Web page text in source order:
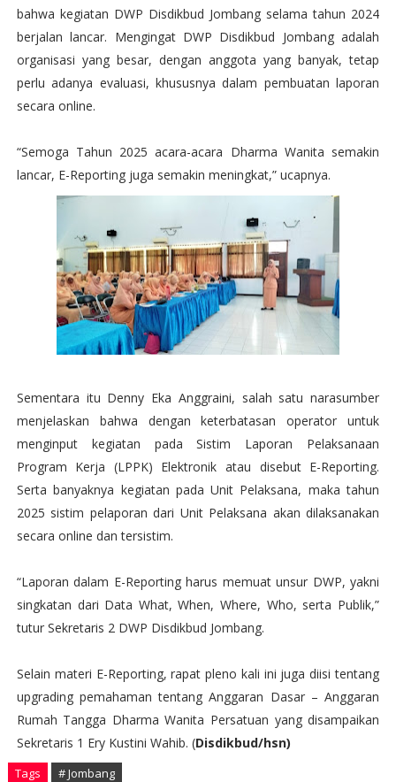
bahwa kegiatan DWP Disdikbud Jombang selama tahun 2024
berjalan lancar. Mengingat DWP Disdikbud Jombang adalah
organisasi yang besar, dengan anggota yang banyak, tetap
perlu adanya evaluasi, khususnya dalam pembuatan laporan
secara online.
“Semoga Tahun 2025 acara-acara Dharma Wanita semakin
lancar, E-Reporting juga semakin meningkat,” ucapnya.
Sementara itu Denny Eka Anggraini, salah satu narasumber
menjelaskan bahwa dengan keterbatasan operator untuk
menginput kegiatan pada Sistim Laporan Pelaksanaan
Program Kerja (LPPK) Elektronik atau disebut E-Reporting.
Serta banyaknya kegiatan pada Unit Pelaksana, maka tahun
2025 sistim pelaporan dari Unit Pelaksana akan dilaksanakan
secara online dan tersistim.
“Laporan dalam E-Reporting harus memuat unsur DWP, yakni
singkatan dari Data What, When, Where, Who, serta Publik,”
tutur Sekretaris 2 DWP Disdikbud Jombang.
Selain materi E-Reporting, rapat pleno kali ini juga diisi tentang
upgrading pemahaman tentang Anggaran Dasar – Anggaran
Rumah Tangga Dharma Wanita Persatuan yang disampaikan
Sekretaris 1 Ery Kustini Wahib. (Disdikbud/hsn)
Tags # Jombang